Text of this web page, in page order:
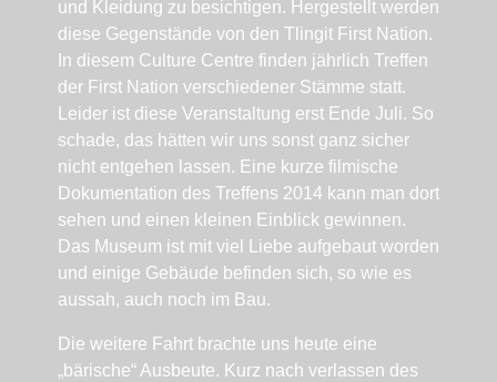
und Kleidung zu besichtigen. Hergestellt werden
diese Gegenstände von den Tlingit First Nation.
In diesem Culture Centre finden jährlich Treffen
der First Nation verschiedener Stämme statt.
Leider ist diese Veranstaltung erst Ende Juli. So
schade, das hätten wir uns sonst ganz sicher
nicht entgehen lassen. Eine kurze filmische
Dokumentation des Treffens 2014 kann man dort
sehen und einen kleinen Einblick gewinnen.
Das Museum ist mit viel Liebe aufgebaut worden
und einige Gebäude befinden sich, so wie es
aussah, auch noch im Bau.
Die weitere Fahrt brachte uns heute eine
„bärische“ Ausbeute. Kurz nach verlassen des